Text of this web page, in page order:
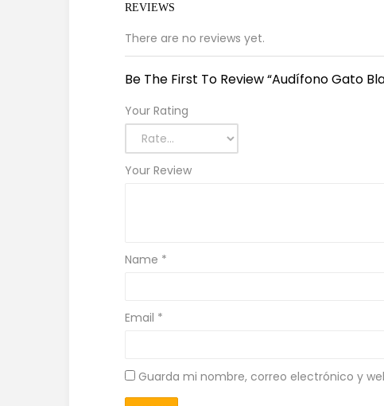
REVIEWS
There are no reviews yet.
Be The First To Review “Audífono Gato
Your Rating
Your Review
Name *
Email *
Guarda mi nombre, correo electrónico y